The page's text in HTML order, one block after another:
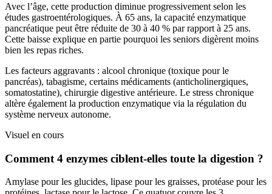
Avec l’âge, cette production diminue progressivement selon les
études gastroentérologiques. À 65 ans, la capacité enzymatique
pancréatique peut être réduite de 30 à 40 % par rapport à 25 ans.
Cette baisse explique en partie pourquoi les seniors digèrent moins
bien les repas riches.
Les facteurs aggravants : alcool chronique (toxique pour le
pancréas), tabagisme, certains médicaments (anticholinergiques,
somatostatine), chirurgie digestive antérieure. Le stress chronique
altère également la production enzymatique via la régulation du
système nerveux autonome.
Visuel en cours
Comment 4 enzymes ciblent-elles toute la digestion ?
Amylase pour les glucides, lipase pour les graisses, protéase pour les